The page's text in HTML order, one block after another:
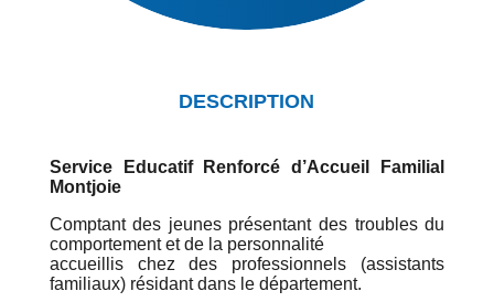
DESCRIPTION
Service Educatif Renforcé d’Accueil Familial
Montjoie
Comptant des jeunes présentant des troubles du
comportement et de la personnalité
accueillis chez des professionnels (assistants
familiaux) résidant dans le département.